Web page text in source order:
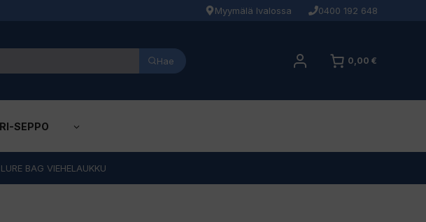
Myymälä Ivalossa 0400 192 648
Hae 0,00 €
SEPPO
BAG VIEHELAUKKU